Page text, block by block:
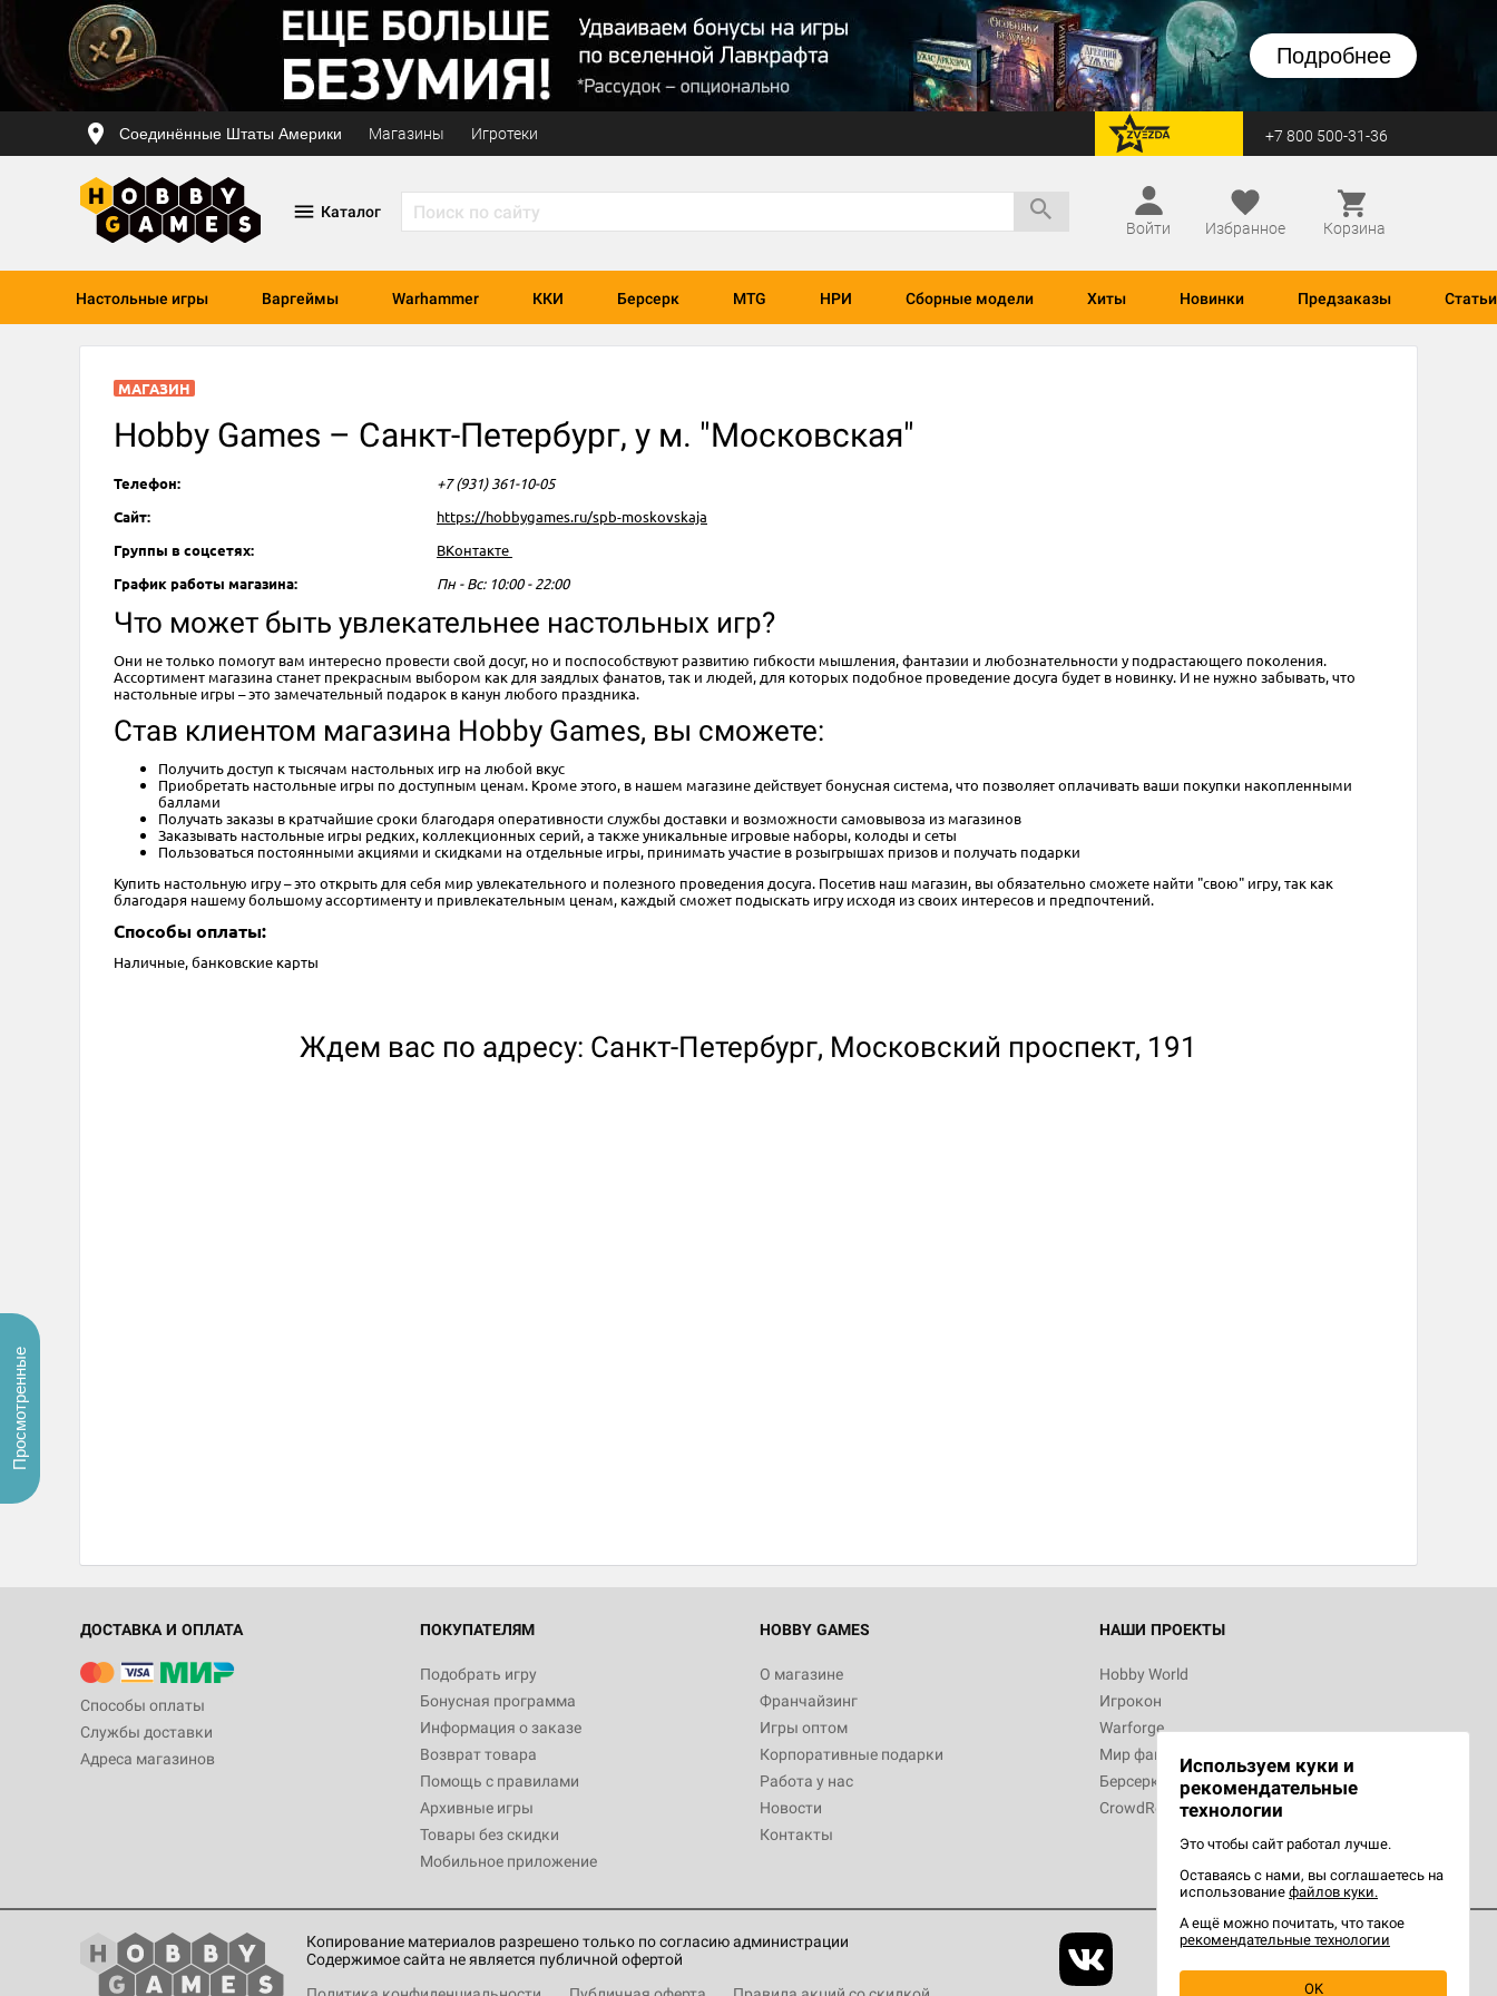
Подробнее
Соединённые Штаты Америки Магазины Игротеки перейти на Zvezda +7 800 500-31-36
Каталог
Войти
Избранное Корзина
Настольные игры Варгеймы Warhammer ККИ Берсерк MTG НРИ Сборные модели Хиты Новинки Предзаказы Статьи
МАГАЗИН
Hobby Games – Санкт-Петербург, у м. "Московская"
Телефон:
+7 (931) 361-10-05
Сайт:
https://hobbygames.ru/spb-moskovskaja
Группы в соцсетях:
ВКонтакте
График работы магазина:
Пн - Вс: 10:00 - 22:00
Что может быть увлекательнее настольных игр?
Они не только помогут вам интересно провести свой досуг, но и поспособствуют развитию гибкости мышления, фантазии и любознательности у подрастающего поколения.
Ассортимент магазина станет прекрасным выбором как для заядлых фанатов, так и людей, для которых подобное проведение досуга будет в новинку. И не нужно забывать, что
настольные игры – это замечательный подарок в канун любого праздника.
Став клиентом магазина Hobby Games, вы сможете:
Получить доступ к тысячам настольных игр на любой вкус
Приобретать настольные игры по доступным ценам. Кроме этого, в нашем магазине действует бонусная система, что позволяет оплачивать ваши покупки накопленными
баллами
Получать заказы в кратчайшие сроки благодаря оперативности службы доставки и возможности самовывоза из магазинов
Заказывать настольные игры редких, коллекционных серий, а также уникальные игровые наборы, колоды и сеты
Пользоваться постоянными акциями и скидками на отдельные игры, принимать участие в розыгрышах призов и получать подарки
Купить настольную игру – это открыть для себя мир увлекательного и полезного проведения досуга. Посетив наш магазин, вы обязательно сможете найти "свою" игру, так как
благодаря нашему большому ассортименту и привлекательным ценам, каждый сможет подыскать игру исходя из своих интересов и предпочтений.
Способы оплаты:
Наличные, банковские карты
Ждем вас по адресу: Санкт-Петербург, Московский проспект, 191
ДОСТАВКА И ОПЛАТА
Способы оплаты
Службы доставки
Адреса магазинов
ПОКУПАТЕЛЯМ
Подобрать игру
Бонусная программа
Информация о заказе
Возврат товара
Помощь с правилами
Архивные игры
Товары без скидки
Мобильное приложение
HOBBY GAMES
О магазине
Франчайзинг
Игры оптом
Корпоративные подарки
Работа у нас
Новости
Контакты
НАШИ ПРОЕКТЫ
Hobby World
Игрокон
Warforge
Мир фантастики
Берсерк
CrowdRepublic
Копирование материалов разрешено только по согласию администрации
Содержимое сайта не является публичной офертой
Используем куки и
рекомендательные
технологии
Это чтобы сайт работал лучше.
Оставаясь с нами, вы соглашаетесь на
использование файлов куки.
А ещё можно почитать, что такое
рекомендательные технологии
OK
Просмотренные
12 990
Настольная игра Hobby World Берсерк.
3 490